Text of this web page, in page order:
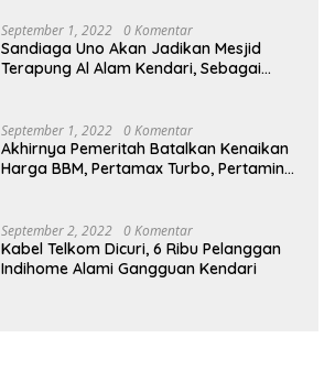
September 1, 2022 0 Komentar
Sandiaga Uno Akan Jadikan Mesjid
Terapung Al Alam Kendari, Sebagai
September 1, 2022 0 Komentar
Akhirnya Pemeritah Batalkan Kenaikan
Harga BBM, Pertamax Turbo, Pertamina
September 2, 2022 0 Komentar
Kabel Telkom Dicuri, 6 Ribu Pelanggan
Indihome Alami Gangguan Kendari